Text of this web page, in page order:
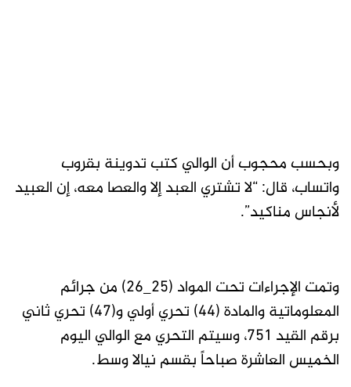
وبحسب محجوب أن الوالي كتب تدوينة بقروب
واتساب، قال: “لا تشتري العبد إلا والعصا معه، إن العبيد
لأنجاس مناكيد”.
وتمت الإجراءات تحت المواد (25_26) من جرائم
المعلوماتية والمادة (44) تحري أولي و(47) تحري ثاني
برقم القيد 751، وسيتم التحري مع الوالي اليوم
الخميس العاشرة صباحاً بقسم نيالا وسط.